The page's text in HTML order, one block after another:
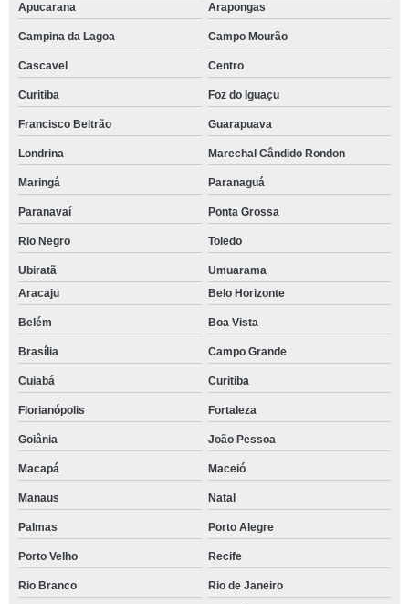
Apucarana
Arapongas
Campina da Lagoa Campo Mourão
Cascavel Centro
Curitiba Foz do Iguaçu
Francisco Beltrão Guarapuava
Londrina Marechal Cândido Rondon
Maringá Paranaguá
Paranavaí Ponta Grossa
Rio Negro Toledo
Ubiratã
Umuarama
Aracaju
Belo Horizonte
Belém Boa Vista
Brasília Campo Grande
Cuiabá Curitiba
Florianópolis Fortaleza
Goiânia João Pessoa
Macapá Maceió
Manaus Natal
Palmas Porto Alegre
Porto Velho Recife
Rio Branco Rio de Janeiro